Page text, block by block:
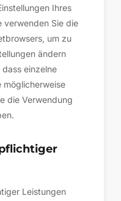
Ihres
verwenden Sie die
um zu
ändern
einzelne
möglicherweise
die Verwendung
Leistungen